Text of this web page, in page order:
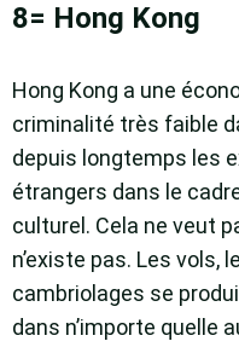
8= Hong Kong
Hong Kong a une
criminalité très faible
depuis longtemps les
étrangers dans le
culturel. Cela ne veut
n’existe pas. Les vols,
cambriolages se
dans n’importe quelle